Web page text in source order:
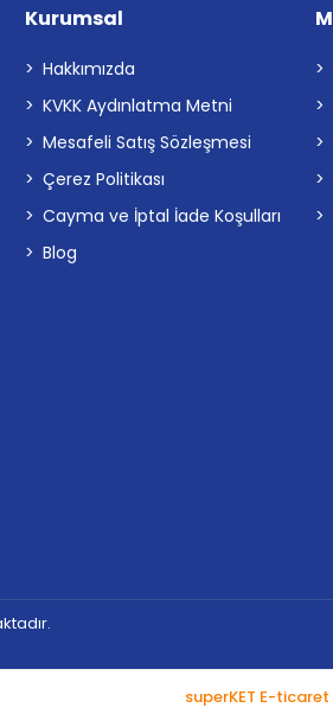
Kurumsal
Hakkımızda
KVKK Aydınlatma Metni
Mesafeli Satış Sözleşmesi
Çerez Politikası
Cayma ve İptal İade Koşulları
Blog
superKET E-